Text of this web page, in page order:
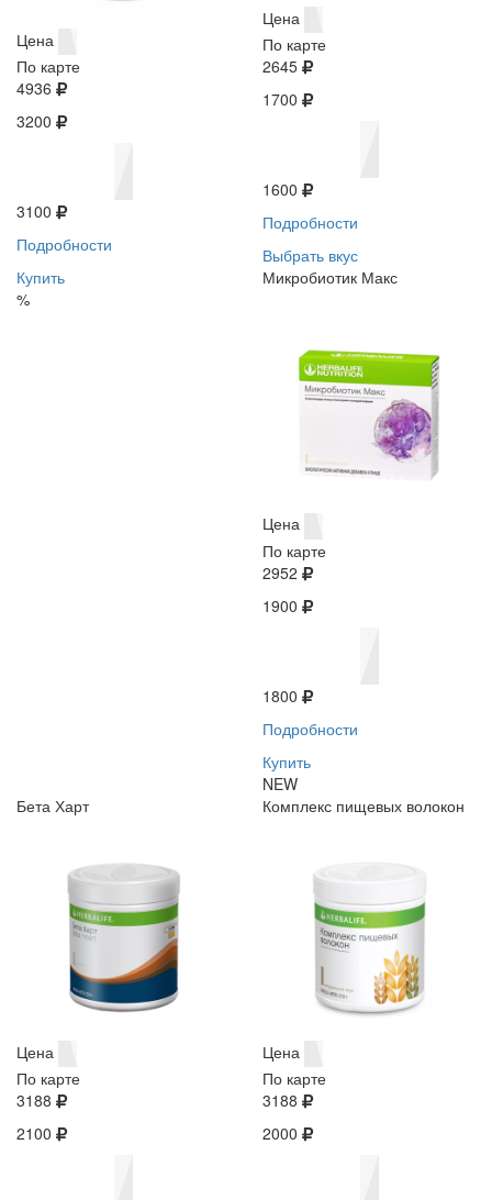
Цена
По карте
4936
3200
3100
Подробности
Купить
%
Цена
По карте
2645
1700
1600
Подробности
Выбрать вкус
Микробиотик Макс
Цена
По карте
2952
1900
1800
Подробности
Купить
NEW
Бета Харт
Цена
По карте
3188
2100
Комплекс пищевых волокон
Цена
По карте
3188
2000